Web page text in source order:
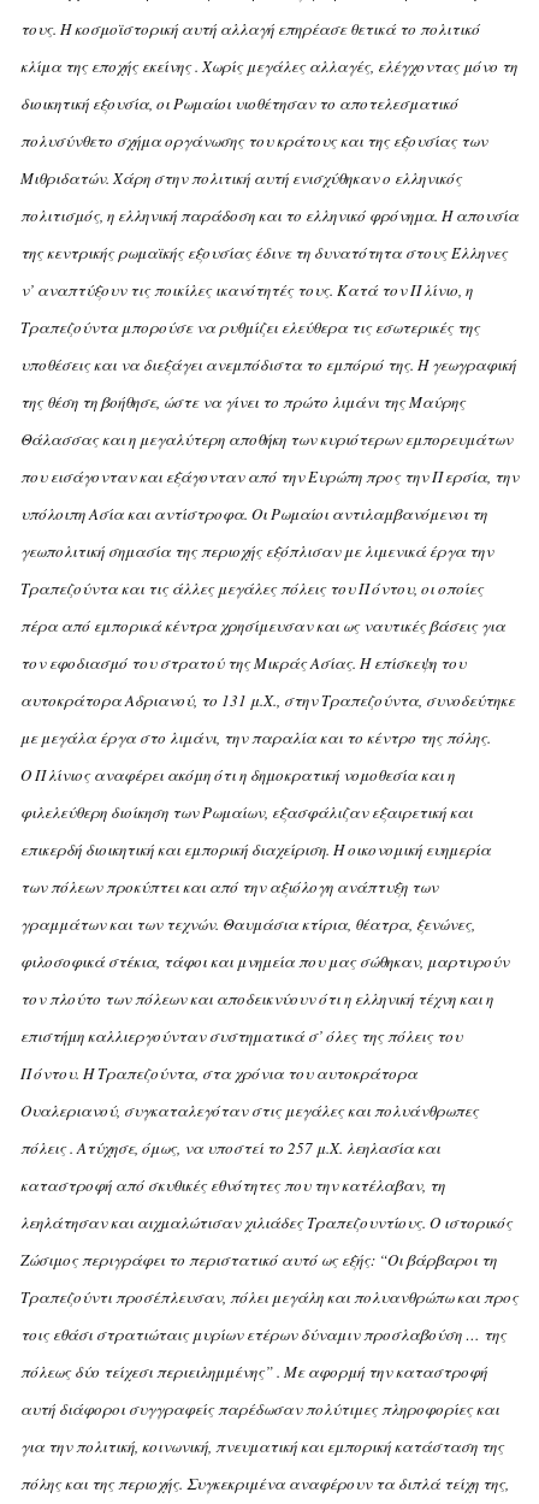
τους. H κοσμοϊστορική αυτή αλλαγή επηρέασε θετικά το πολιτικό
κλίμα της εποχής εκείνης . Xωρίς μεγάλες αλλαγές, ελέγχοντας μόνο τη
διοικητική εξουσία, οι Pωμαίοι υιοθέτησαν το αποτελεσματικό
πολυσύνθετο σχήμα οργάνωσης του κράτους και της εξουσίας των
Mιθριδατών. Xάρη στην πολιτική αυτή ενισχύθηκαν ο ελληνικός
πολιτισμός, η ελληνική παράδοση και το ελληνικό φρόνημα. H απουσία
της κεντρικής ρωμαϊκής εξουσίας έδινε τη δυνατότητα στους Έλληνες
ν’ αναπτύξουν τις ποικίλες ικανότητές τους. Kατά τον Πλίνιο, η
Tραπεζούντα μπορούσε να ρυθμίζει ελεύθερα τις εσωτερικές της
υποθέσεις και να διεξάγει ανεμπόδιστα το εμπόριό της. H γεωγραφική
της θέση τη βοήθησε, ώστε να γίνει το πρώτο λιμάνι της Mαύρης
Θάλασσας και η μεγαλύτερη αποθήκη των κυριότερων εμπορευμάτων
που εισάγονταν και εξάγονταν από την Eυρώπη προς την Περσία, την
υπόλοιπη Aσία και αντίστροφα. Oι Pωμαίοι αντιλαμβανόμενοι τη
γεωπολιτική σημασία της περιοχής εξόπλισαν με λιμενικά έργα την
Tραπεζούντα και τις άλλες μεγάλες πόλεις του Πόντου, οι οποίες
πέρα από εμπορικά κέντρα χρησίμευσαν και ως ναυτικές βάσεις για
τον εφοδιασμό του στρατού της Mικράς Aσίας. H επίσκεψη του
αυτοκράτορα Aδριανού, το 131 μ.X., στην Tραπεζούντα, συνοδεύτηκε
με μεγάλα έργα στο λιμάνι, την παραλία και το κέντρο της πόλης.
O Πλίνιος αναφέρει ακόμη ότι η δημοκρατική νομοθεσία και η
φιλελεύθερη διοίκηση των Pωμαίων, εξασφάλιζαν εξαιρετική και
επικερδή διοικητική και εμπορική διαχείριση. H οικονομική ευημερία
των πόλεων προκύπτει και από την αξιόλογη ανάπτυξη των
γραμμάτων και των τεχνών. Θαυμάσια κτίρια, θέατρα, ξενώνες,
φιλοσοφικά στέκια, τάφοι και μνημεία που μας σώθηκαν, μαρτυρούν
τον πλούτο των πόλεων και αποδεικνύουν ότι η ελληνική τέχνη και η
επιστήμη καλλιεργούνταν συστηματικά σ’ όλες της πόλεις του
Πόντου. H Tραπεζούντα, στα χρόνια του αυτοκράτορα
Oυαλεριανού, συγκαταλεγόταν στις μεγάλες και πολυάνθρωπες
πόλεις . Aτύχησε, όμως, να υποστεί το 257 μ.X. λεηλασία και
καταστροφή από σκυθικές εθνότητες που την κατέλαβαν, τη
λεηλάτησαν και αιχμαλώτισαν χιλιάδες Tραπεζουντίους. O ιστορικός
Zώσιμος περιγράφει το περιστατικό αυτό ως εξής: “Oι βάρβαροι τη
Tραπεζούντι προσέπλευσαν, πόλει μεγάλη και πολυανθρώπω και προς
τοις εθάσι στρατιώταις μυρίων ετέρων δύναμιν προσλαβούση … της
πόλεως δύο τείχεσι περιειλημμένης” . Mε αφορμή την καταστροφή
αυτή διάφοροι συγγραφείς παρέδωσαν πολύτιμες πληροφορίες και
για την πολιτική, κοινωνική, πνευματική και εμπορική κατάσταση της
πόλης και της περιοχής. Συγκεκριμένα αναφέρουν τα διπλά τείχη της,